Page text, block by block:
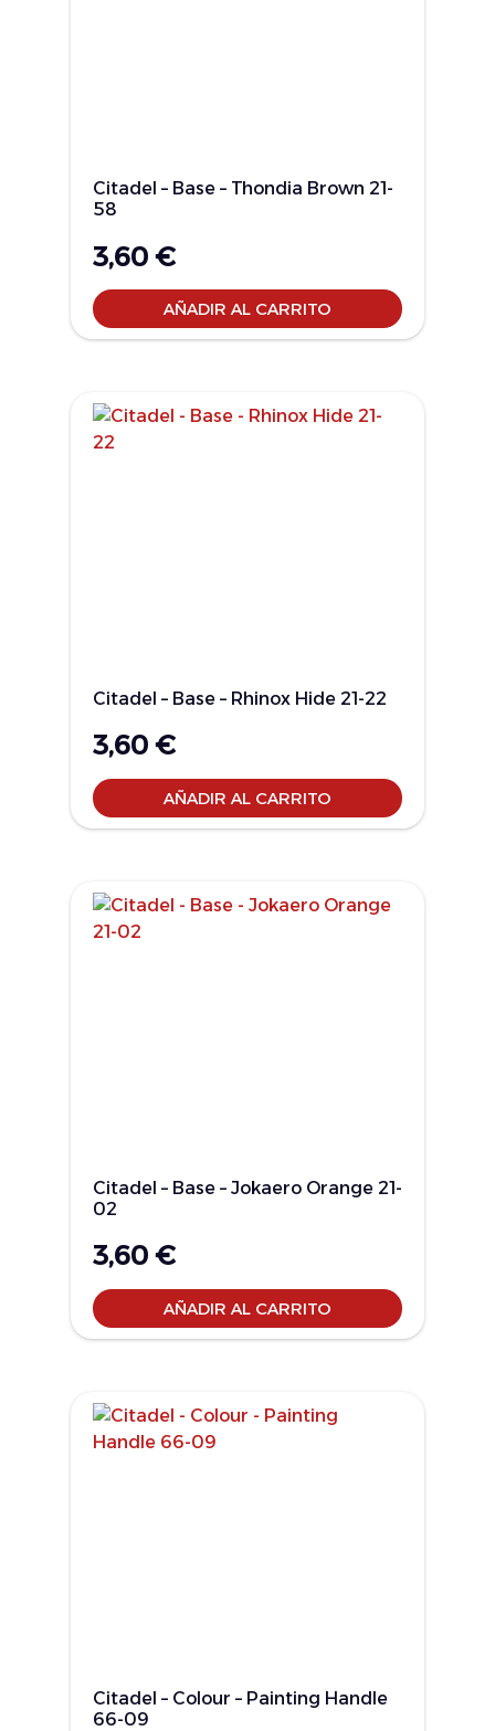
Citadel – Base – Thondia Brown 21-
58
3,60 €
AÑADIR AL CARRITO
Citadel – Base – Rhinox Hide 21-22
3,60 €
AÑADIR AL CARRITO
Citadel – Base – Jokaero Orange 21-
02
3,60 €
AÑADIR AL CARRITO
Citadel – Colour – Painting Handle
66-09